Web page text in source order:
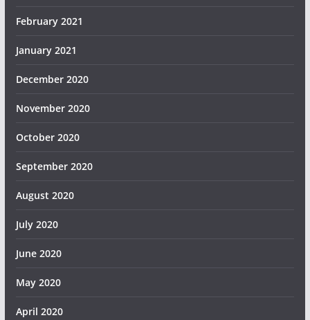
February 2021
January 2021
December 2020
November 2020
October 2020
September 2020
August 2020
July 2020
June 2020
May 2020
April 2020